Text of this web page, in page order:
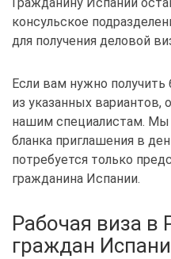
консульское
для получения деловой
Если вам нужно
из указанных
нашим специалистам. Мы
бланка приглашения в
потребуется только
гражданина Испании.
Рабочая виза в
граждан